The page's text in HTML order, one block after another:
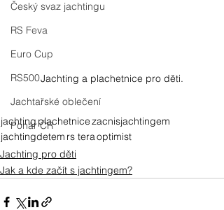
Český svaz jachtingu
RS Feva
Euro Cup
RS500
Jachtařské oblečení
Pohár ČR
Jachting a plachetnice pro děti.
jachtingplachetnicezacnisjachtingem
jachtingdetem rs teraoptimist
Jachting pro děti
Jak a kde začít s jachtingem?